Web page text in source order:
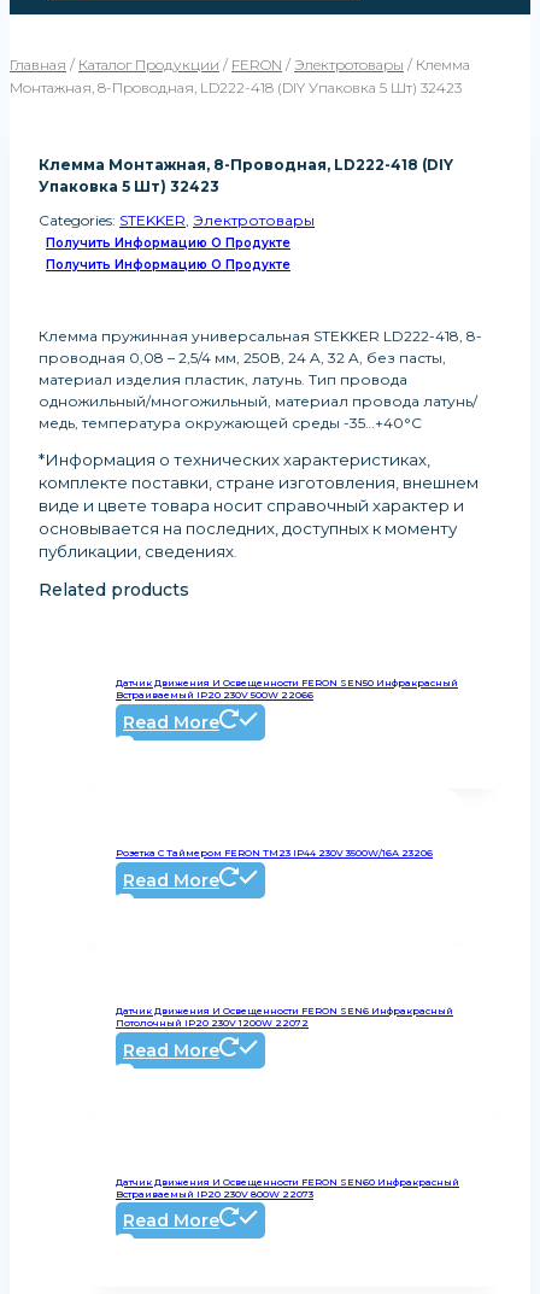
Главная / Каталог Продукции / FERON / Электротовары / Клемма
Монтажная, 8-Проводная, LD222-418 (DIY Упаковка 5 Шт) 32423
Клемма Монтажная, 8-Проводная, LD222-418 (DIY
Упаковка 5 Шт) 32423
Categories: STEKKER, Электротовары
Получить Информацию О Продукте
Получить Информацию О Продукте
Клемма пружинная универсальная STEKKER LD222-418, 8-
проводная 0,08 – 2,5/4 мм, 250В, 24 A, 32 A, без пасты,
материал изделия пластик, латунь. Тип провода
одножильный/многожильный, материал провода латунь/
медь, температура окружающей среды -35…+40°C
*Информация о технических характеристиках,
комплекте поставки, стране изготовления, внешнем
виде и цвете товара носит справочный характер и
основывается на последних, доступных к моменту
публикации, сведениях.
Related products
Датчик Движения И Освещенности FERON SEN50 Инфракрасный
Встраиваемый IP20 230V 500W 22066
Read More
Розетка С Таймером FERON TM23 IP44 230V 3500W/16А 23206
Read More
Датчик Движения И Освещенности FERON SEN6 Инфракрасный
Потолочный IP20 230V 1200W 22072
Read More
Датчик Движения И Освещенности FERON SEN60 Инфракрасный
Встраиваемый IP20 230V 800W 22073
Read More